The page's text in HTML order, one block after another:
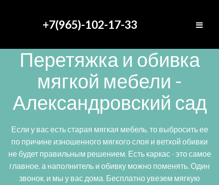
+7(965)-102-17-33
Перетяжка и обивка
мягкой мебели -
Александровский сад
Если у вас есть старая мягкая мебель, то выбросить ее
по причине изношенного мягкого слоя и ветхой обивки
не будет правильным решением. Есть каркас - это самое
главное, а наполнитель и обивку можно поменять. Один
звонок, и мы у вас дома. Бесплатно увезем мягкую